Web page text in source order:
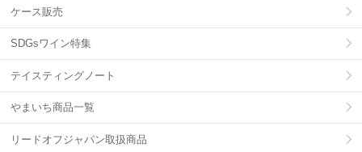
ケース販売
SDGsワイン特集
テイスティングノート
やまいち商品一覧
リードオフジャパン取扱商品